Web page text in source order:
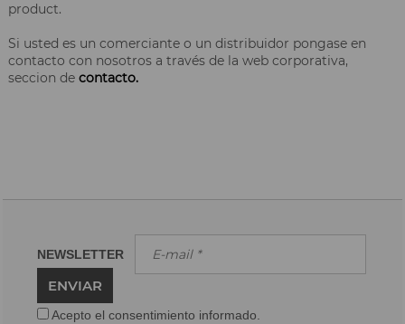
product.
Si usted es un comerciante o un distribuidor pongase en
contacto con nosotros a través de la web corporativa,
seccion de contacto.
NEWSLETTER
ENVIAR
Acepto el consentimiento informado.